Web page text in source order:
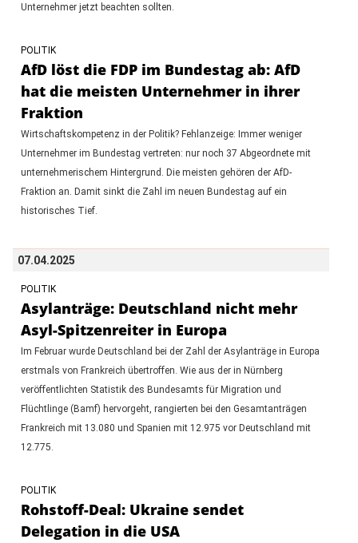
Unternehmer jetzt beachten sollten.
POLITIK
AfD löst die FDP im Bundestag ab: AfD
hat die meisten Unternehmer in ihrer
Fraktion
Wirtschaftskompetenz in der Politik? Fehlanzeige: Immer weniger
Unternehmer im Bundestag vertreten: nur noch 37 Abgeordnete mit
unternehmerischem Hintergrund. Die meisten gehören der AfD-
Fraktion an. Damit sinkt die Zahl im neuen Bundestag auf ein
historisches Tief.
07.04.2025
POLITIK
Asylanträge: Deutschland nicht mehr
Asyl-Spitzenreiter in Europa
Im Februar wurde Deutschland bei der Zahl der Asylanträge in Europa
erstmals von Frankreich übertroffen. Wie aus der in Nürnberg
veröffentlichten Statistik des Bundesamts für Migration und
Flüchtlinge (Bamf) hervorgeht, rangierten bei den Gesamtanträgen
Frankreich mit 13.080 und Spanien mit 12.975 vor Deutschland mit
12.775.
POLITIK
Rohstoff-Deal: Ukraine sendet
Delegation in die USA